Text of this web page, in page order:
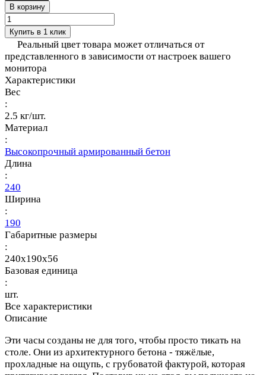
В корзину
Купить в 1 клик
Реальный цвет товара может отличаться от
представленного в зависимости от настроек вашего
монитора
Характеристики
Вес
:
2.5 кг/шт.
Материал
:
Высокопрочный армированный бетон
Длина
:
240
Ширина
:
190
Габаритные размеры
:
240x190x56
Базовая единица
:
шт.
Все характеристики
Описание
Эти часы созданы не для того, чтобы просто тикать на
столе. Они из архитектурного бетона - тяжёлые,
прохладные на ощупь, с грубоватой фактурой, которая